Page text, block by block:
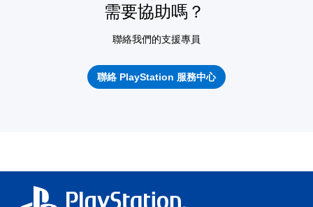
需要協助嗎？
聯絡我們的支援專員
聯絡 PlayStation 服務中心